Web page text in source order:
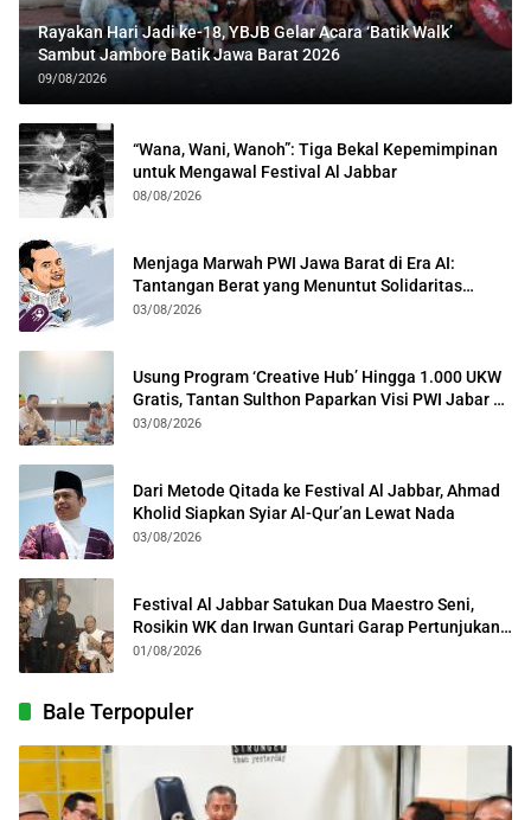
Rayakan Hari Jadi ke-18, YBJB Gelar Acara ‘Batik Walk’
Sambut Jambore Batik Jawa Barat 2026
09/08/2026
“Wana, Wani, Wanoh”: Tiga Bekal Kepemimpinan
untuk Mengawal Festival Al Jabbar
08/08/2026
Menjaga Marwah PWI Jawa Barat di Era AI:
Tantangan Berat yang Menuntut Solidaritas
Lintas Generasi
03/08/2026
Usung Program ‘Creative Hub’ Hingga 1.000 UKW
Gratis, Tantan Sulthon Paparkan Visi PWI Jabar di
Kota Bogor
03/08/2026
Dari Metode Qitada ke Festival Al Jabbar, Ahmad
Kholid Siapkan Syiar Al-Qur’an Lewat Nada
03/08/2026
Festival Al Jabbar Satukan Dua Maestro Seni,
Rosikin WK dan Irwan Guntari Garap Pertunjukan
Kolosal
01/08/2026
Bale Terpopuler